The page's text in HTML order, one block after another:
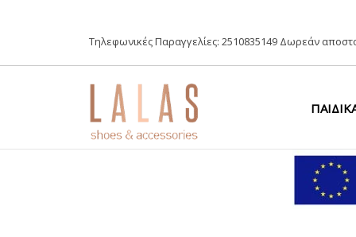
Τηλεφωνικές Παραγγελίες: 2510835149 Δωρεάν